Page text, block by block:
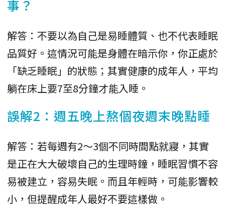
事？
解答：不要以為自己是易睡體質、也不代表睡眠
品質好。這情況可能是身體在暗示你，你正處於
「缺乏睡眠」的狀態；其實健康的成年人，平均
躺在床上要7至8分鐘才能入睡。
誤解2：週五晚上熬個夜週末晚點睡
解答：若每週有2～3個不同時間點就寢，其實
是正在大大破壞自己的生理時鐘，睡眠習慣不容
易被建立，容易失眠。而且年輕時，可能影響較
小，但提醒成年人最好不要這樣做。